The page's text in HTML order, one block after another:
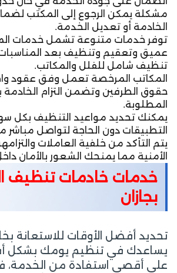
مشكلة يمكن الرجوع إلى المكتب
الخادمة أو تعديل الخدمة.
توفر خدمات متنوعة تشمل خدمات
عميق وتعقيم وتنظيف بعد
تنظيف شامل للفلل والمكاتب.
المكاتب المرخصة تعمل وفق عقود
حقوق الطرفين وتضمن التزام الخادمة
المطلوبة.
يمكنك تحديد مواعيد التنظيف بكل
التطبيقات دون الحاجة لتواصل مباشر
يتم التأكد من خلفية العاملات
الأمنية مما يمنحك الشعور بالأمان
خدمات خادمات تنظيف
بجازان
تحديد أفضل الأوقات للاستعانة
يساعدك في تنظيم يومك بشكل
على أقصى استفادة من الخدمة،